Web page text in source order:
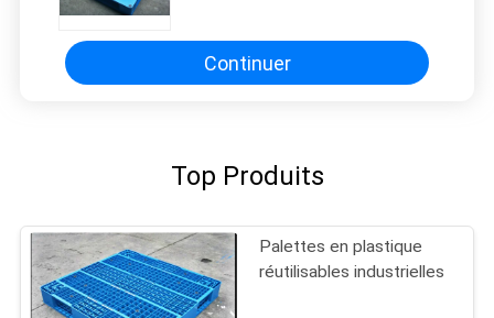
d'entrepôt
Continuer
Top Produits
Palettes en plastique
réutilisables industrielles